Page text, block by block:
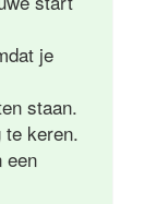
je
staan.
te keren.
een